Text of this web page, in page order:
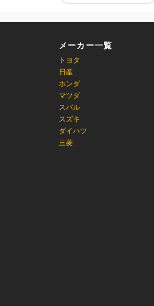
メーカー一覧
トヨタ
日産
ホンダ
マツダ
スバル
スズキ
ダイハツ
三菱